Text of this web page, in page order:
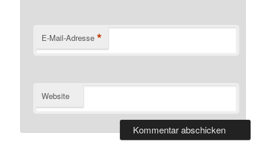
E-Mail-Adresse *
Website